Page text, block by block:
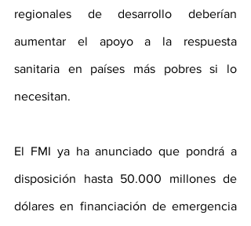
regionales de desarrollo deberían
aumentar el apoyo a la respuesta
sanitaria en países más pobres si lo
necesitan.
El FMI ya ha anunciado que pondrá a
disposición hasta 50.000 millones de
dólares en financiación de emergencia